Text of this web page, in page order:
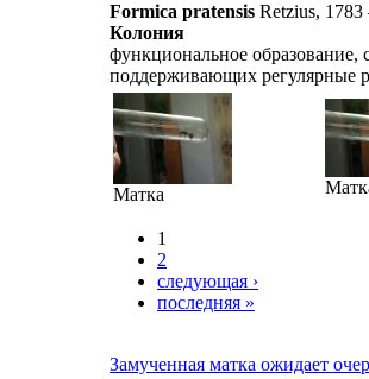
Formica pratensis Retzius, 1783
Колония
функциональное образование,
поддерживающих регулярные
Матка
1
2
следующая ›
последняя »
Замученная матка ожидает